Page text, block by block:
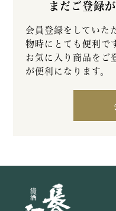
まだご登録
会員登録をしていた
物時にとても便利で
お気に入り商品をご
が便利になります。